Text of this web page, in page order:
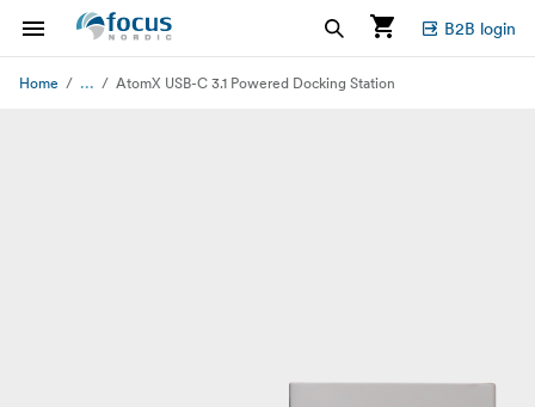
B2B login
Home ... AtomX USB-C 3.1 Powered Docking Station